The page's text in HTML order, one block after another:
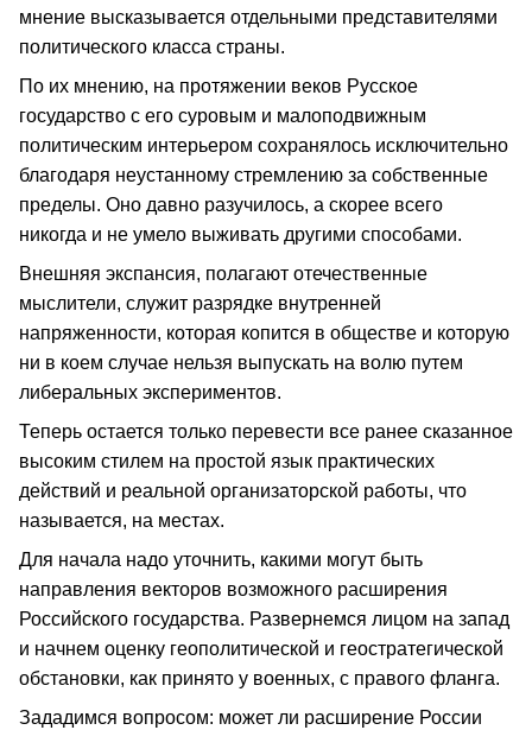
мнение высказывается отдельными представителями
политического класса страны.
По их мнению, на протяжении веков Русское
государство с его суровым и малоподвижным
политическим интерьером сохранялось исключительно
благодаря неустанному стремлению за собственные
пределы. Оно давно разучилось, а скорее всего
никогда и не умело выживать другими способами.
Внешняя экспансия, полагают отечественные
мыслители, служит разрядке внутренней
напряженности, которая копится в обществе и которую
ни в коем случае нельзя выпускать на волю путем
либеральных экспериментов.
Теперь остается только перевести все ранее сказанное
высоким стилем на простой язык практических
действий и реальной организаторской работы, что
называется, на местах.
Для начала надо уточнить, какими могут быть
направления векторов возможного расширения
Российского государства. Развернемся лицом на запад
и начнем оценку геополитической и геостратегической
обстановки, как принято у военных, с правого фланга.
Зададимся вопросом: может ли расширение России